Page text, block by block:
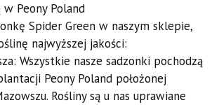
Peony Poland
Spider Green w naszym sklepie,
najwyższej jakości:
Wszystkie nasze sadzonki pochodzą
Peony Poland położonej
Rośliny są u nas uprawiane